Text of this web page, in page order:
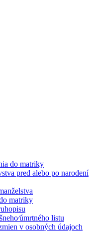
do matriky
pred alebo po narodení
matriky
listu
v osobných údajoch